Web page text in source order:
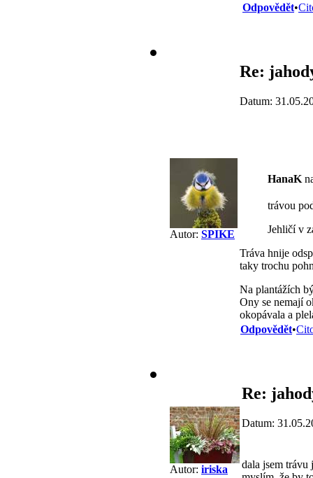
Odpovědět•
Autor: SPIKE
Re:
Datum:
HanaK
trávou
Jehličí v
Tráva hnije
taky trochu
Na plantážích
Ony se nemají
okopávala a
Odpovědět•
Autor: iriska
Re:
Datum:
dala jsem trávu